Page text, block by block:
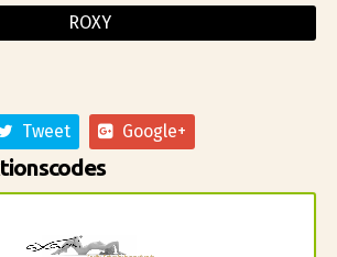
ROXY
Tweet Google+